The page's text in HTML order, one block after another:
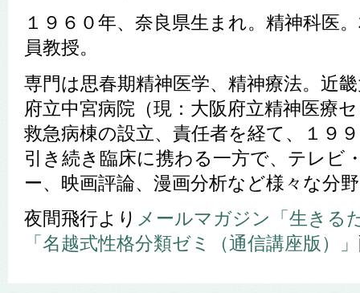
１９６０年、奈良県生まれ。精神科医
員教授。
専門は思春期精神医学、精神療法。近
府立中宮病院（現：大阪府立精神医療
救急病棟の設立、責任者を経て、１９
引き続き臨床に携わる一方で、テレビ
ー、映画評論、漫画分析など様々な分
夜間飛行より メールマガジン「生きる
「名越式性格分類ゼミ（通信講座版）」